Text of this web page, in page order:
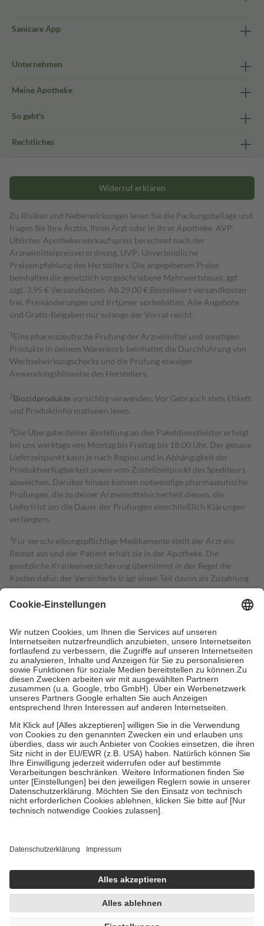
Sanicare App
Unternehmen
Meine Apotheke
So geht's
Rechtliches
Widerruf erklären
Zu Risiken und Nebenwirkungen lesen Sie die Packungsbeilage und
fragen Sie Ihre Ärztin, Ihren Arzt oder in Ihrer Apotheke. AVP:
Üblicher Apothekenverkaufspreis berechnet nach der
Arzneimittelpreisverordnung. UVP: Unverbindliche
Preisempfehlung des Herstellers. Die angegebenen Preise
beinhalten die gesetzlich vorgeschriebene Mehrwertsteuer, ggf.
zzgl. 3,95 € Versandkosten. Ab 29,00 € Bestell­wert versand­kosten­
frei. Preisänderungen und Irrtümer vorbehalten. Alle Angebote
und Gratis-Beigaben nur solange der Vorrat reicht.
1 Eine pharmazeutische Prüfung der Arzneimittel und sonstigen
Produkte in deinem Warenkorb beinhaltet die Durchführung von
Wechselwirkungschecks und die Prüfung etwaiger
Anwendungshinweise des Herstellers.
2Biozidproduktevorsichtig verwenden. Vor Gebrauch stets Etikett
und Produktinformationen lesen.
3Die Übergabe deiner Bestellung an den Paketdienstleister erfolgt
bei uns werktags von Montag bis Freitag bis 18:00 Uhr. Der genaue
Lieferzeitpunkt kann je nach Region und in Abhängigkeit der
Produktverfügbarkeit sowie vom Zustellzeitpunkt des Spediteurs
abweichen. Darüber hinaus können notwendige pharmazeutische
Prüfungen, die zu deiner Arzneimittelsicherheit dienen, die
Lieferfrist um die Dauer der Prüfungen einschließlich Klärungen
verlängern.
4Für verschreibungspflichtige Medikamente stellt der Arzt ein
Rezept aus und der Patient erhält sie in der Apotheke. Die
gesetzliche Krankenversicherung übernimmt in der Regel die
Kosten dafür, der Versicherte trägt einen Teil davon als Zuzahlung
mit.
Grundsätzlich leisten Mitglieder Zuzahlungen in Höhe von zehn
höchstens zehn Euro.
Es sind jedoch nie mehr als die tatsächlichen
Kosten der Leistung zu entrichten.
Diese Regeln gelten grundsätzlich auch für Online-Apotheken.
Bei Heilmitteln und häuslicher Krankenpflege beträgt die
Zuzahlung zehn Prozent der Kosten sowie zehn Euro je
Verordnung.
Um das Engagement der Versicherten für ihre eigene Gesundheit zu
stärken und die besondere Stellung der Familie zu unterstützen,
fallenkeine Zuzahlungenan bei:
• Kindern und Jugendlichen bis zum vollendeten 18. Lebensjahr
mit Ausnahme der Fahrkosten
• Untersuchungen zur Vorsorge und Früherkennung, die von der
GKV getragen werden
• empfohlenen Schutzimpfungen
• Harn- und Blutteststreifen
getroffen, um sicherzustellen, dass es sich um echte Bewertungen
https://help.etrusted.com/hc/de/articles/4419944605341
Einige Bilder und Inhalte wurden unter Zuhilfenahme künstlicher